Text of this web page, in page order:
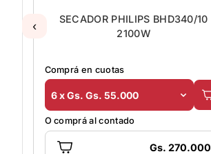
SECADOR PHILIPS BHD340/10
2100W
Comprá en cuotas
6 x Gs. Gs. 55.000
O comprá al contado
Gs. 270.000
‹